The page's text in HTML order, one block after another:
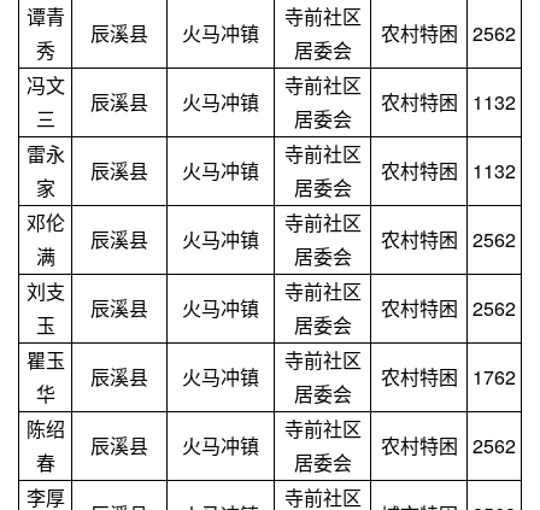
谭青
秀
辰溪县 火马冲镇
寺前社区
居委会
农村特困 2562
冯文
三
辰溪县 火马冲镇
寺前社区
居委会
农村特困
1132
雷永
家
辰溪县 火马冲镇
寺前社区
居委会
农村特困
1132
邓伦
满
辰溪县 火马冲镇
寺前社区
居委会
农村特困 2562
刘支
玉
辰溪县 火马冲镇
寺前社区
居委会
农村特困 2562
瞿玉
华
辰溪县 火马冲镇
寺前社区
居委会
农村特困
1762
陈绍
春
辰溪县 火马冲镇
寺前社区
居委会
农村特困 2562
李厚
寺前社区